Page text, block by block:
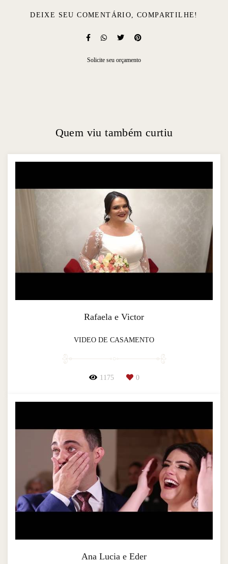
DEIXE SEU COMENTÁRIO, COMPARTILHE!
Solicite seu orçamento
Quem viu também curtiu
Rafaela e Victor
VIDEO DE CASAMENTO
1175 0
Ana Lucia e Eder